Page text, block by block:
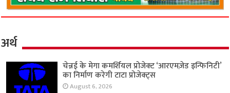
अर्थ
चेन्नई के मेगा कमर्शियल प्रोजेक्ट ‘आरएमज़ेड इन्फिनिटी’
का निर्माण करेगी टाटा प्रोजेक्ट्स
August 6, 2026